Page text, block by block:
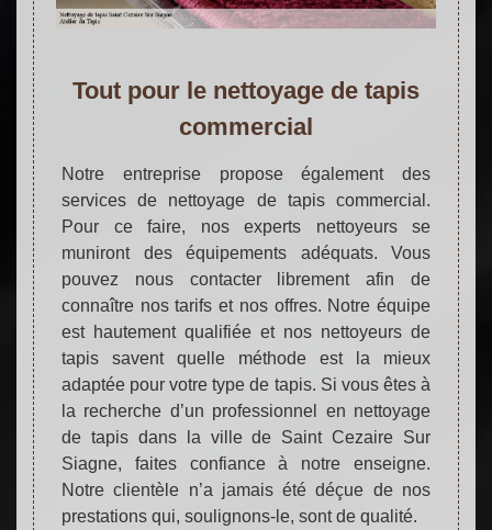
Tout pour le nettoyage de tapis
commercial
Notre entreprise propose également des
services de nettoyage de tapis commercial.
Pour ce faire, nos experts nettoyeurs se
muniront des équipements adéquats. Vous
pouvez nous contacter librement afin de
connaître nos tarifs et nos offres. Notre équipe
est hautement qualifiée et nos nettoyeurs de
tapis savent quelle méthode est la mieux
adaptée pour votre type de tapis. Si vous êtes à
la recherche d’un professionnel en nettoyage
de tapis dans la ville de Saint Cezaire Sur
Siagne, faites confiance à notre enseigne.
Notre clientèle n’a jamais été déçue de nos
prestations qui, soulignons-le, sont de qualité.